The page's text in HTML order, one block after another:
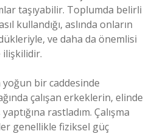
taşıyabilir. Toplumda belirli
kullandığı, aslında onların
ve daha da önemlisi
ilişkilidir.
bir caddesinde
çalışan erkeklerin, elinde
rastladım. Çalışma
genellikle fiziksel güç